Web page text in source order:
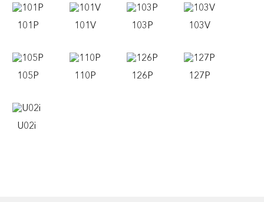
101P 101V 103P 103V
105P 110P 126P 127P
U02i